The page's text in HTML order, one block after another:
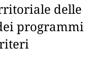
delle
programmi